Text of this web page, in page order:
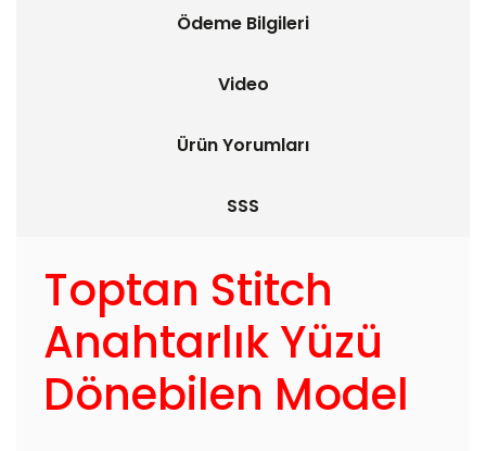
Ödeme Bilgileri
Video
Ürün Yorumları
SSS
Toptan Stitch
Anahtarlık Yüzü
Dönebilen Model